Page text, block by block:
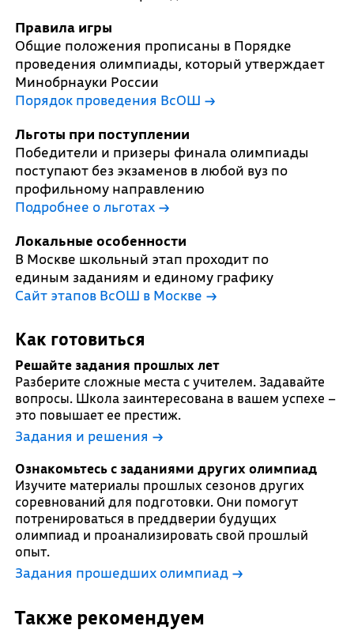
Правила игры
Общие положения прописаны в Порядке
проведения олимпиады, который утверждает
Минобрнауки России
Порядок проведения ВсОШ →
Льготы при поступлении
Победители и призеры финала олимпиады
поступают без экзаменов в любой вуз по
профильному направлению
Подробнее о льготах →
Локальные особенности
В Москве школьный этап проходит по
единым заданиям и единому графику
Сайт этапов ВсОШ в Москве →
Как готовиться
Решайте задания прошлых лет
Разберите сложные места с учителем. Задавайте
вопросы. Школа заинтересована в вашем успехе –
это повышает ее престиж.
Задания и решения →
Ознакомьтесь с заданиями других олимпиад
Изучите материалы прошлых сезонов других
соревнований для подготовки. Они помогут
потренироваться в преддверии будущих
олимпиад и проанализировать свой прошлый
опыт.
Задания прошедших олимпиад →
Также рекомендуем